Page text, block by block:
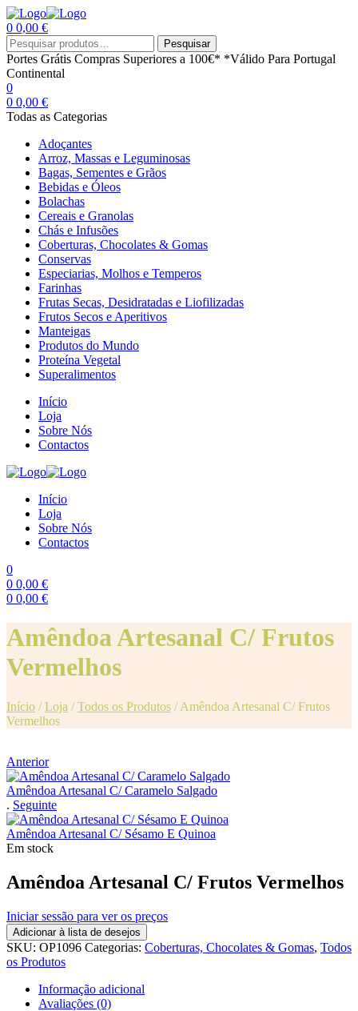
0 0,00 €
Menu
Procurar
por:
Pesquisar
Portes Grátis Compras Superiores a 100€* *Válido Para Portugal
Continental
0
0 0,00 €
Todas as Categorias
Adoçantes
Arroz, Massas e Leguminosas
Bagas, Sementes e Grãos
Bebidas e Óleos
Bolachas
Cereais e Granolas
Chás e Infusões
Coberturas, Chocolates & Gomas
Conservas
Especiarias, Molhos e Temperos
Farinhas
Frutas Secas, Desidratadas e Liofilizadas
Frutos Secos e Aperitivos
Manteigas
Produtos do Mundo
Proteína Vegetal
Superalimentos
Início
Loja
Sobre Nós
Contactos
Início
Loja
Sobre Nós
Contactos
0
0 0,00 €
0 0,00 €
Amêndoa Artesanal C/ Frutos
Vermelhos
Início /Loja /Todos os Produtos /Amêndoa Artesanal C/ Frutos
Vermelhos
Anterior
Amêndoa Artesanal C/ Caramelo Salgado
. Seguinte
Amêndoa Artesanal C/ Sésamo E Quinoa
Em stock
Amêndoa Artesanal C/ Frutos Vermelhos
Iniciar sessão para ver os preços
Adicionar à lista de desejos
SKU: OP1096 Categorias: Coberturas, Chocolates & Gomas, Todos
os Produtos
Informação adicional
Avaliações (0)